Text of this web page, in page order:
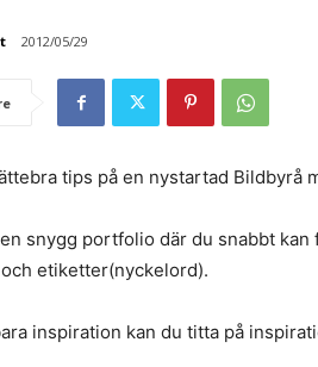
2012/05/29
tips på en nystartad Bildbyrå
snygg portfolio där du snabbt
etiketter(nyckelord).
inspiration kan du titta på